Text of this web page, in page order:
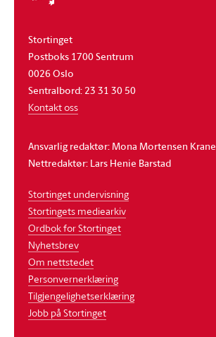
Stortinget
Postboks 1700 Sentrum
0026 Oslo
Sentralbord: 23 31 30 50
Kontakt oss
Ansvarlig redaktør: Mona Mortensen Krane
Nettredaktør: Lars Henie Barstad
Stortinget undervisning
Stortingets mediearkiv
Ordbok for Stortinget
Nyhetsbrev
Om nettstedet
Personvernerklæring
Tilgjengelighetserklæring
Jobb på Stortinget